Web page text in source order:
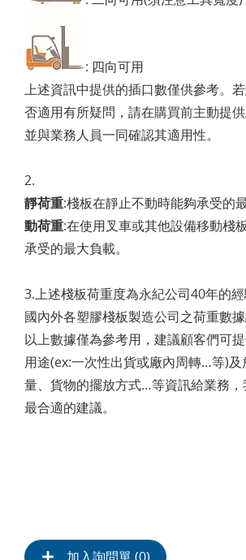
: 四向可用
上述資訊中提供的插口數僅供參考。
否適用有所疑問，請在購買前主動提供
並與業務人員一同確認其適用性。
2.
靜荷重:棧板在靜止不動時能夠承受的最
動荷重:在使用叉車或其他設備移動棧
承受的最大負載。
3.上述棧板荷重度為永紀公司40年的
國內外各塑膠棧板製造公司之荷重數
以上數據僅為參考用，建議顧客們可
用途(ex:一次性出貨或廠內周轉…等)
量、貨物的擺放方式…等資訊給業務
最合適的建議。